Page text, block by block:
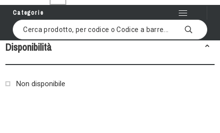
Categorie
Disponibilità
Non disponibile